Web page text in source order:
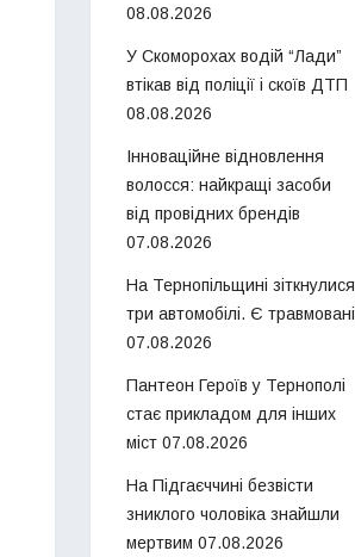
08.08.2026
У Скоморохах водій “Лади”
втікав від поліції і скоїв ДТП
08.08.2026
Інноваційне відновлення
волосся: найкращі засоби
від провідних брендів
07.08.2026
На Тернопільщині зіткнулися
три автомобілі. Є травмовані
07.08.2026
Пантеон Героїв у Тернополі
стає прикладом для інших
міст 07.08.2026
На Підгаєччині безвісти
зниклого чоловіка знайшли
мертвим 07.08.2026